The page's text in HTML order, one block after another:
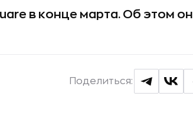
в конце марта. Об этом он
Поделиться: